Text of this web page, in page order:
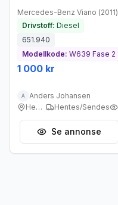
Mercedes-Benz Viano (2011)
Drivstoff: Diesel
651.940
Modellkode: W639 Fase 2
1 000 kr
A
Anders Johansen
Heggedal
Hentes/Sendes
Se annonse